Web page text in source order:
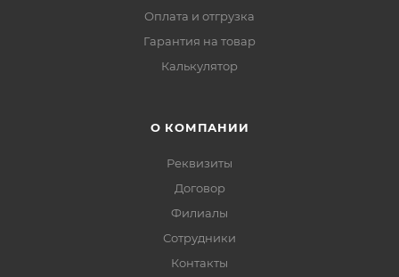
Оплата и отгрузка
Гарантия на товар
Калькулятор
О КОМПАНИИ
Реквизиты
Договор
Филиалы
Сотрудники
Контакты